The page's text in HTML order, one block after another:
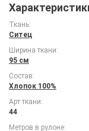
Ткань:
Ситец
Ширина ткани:
95 см
Состав:
Хлопок 100%
Арт ткани:
44
Метров в рулоне: